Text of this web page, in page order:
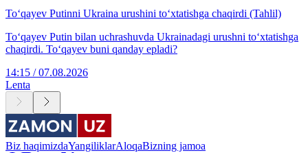
To‘qayev Putinni Ukraina urushini to‘xtatishga chaqirdi (Tahlil)
To‘qayev Putin bilan uchrashuvda Ukrainadagi urushni to‘xtatishga
chaqirdi. To‘qayev buni qanday epladi?
14:15 / 07.08.2026
Lenta
Biz haqimizdaYangiliklarAloqaBizning jamoa